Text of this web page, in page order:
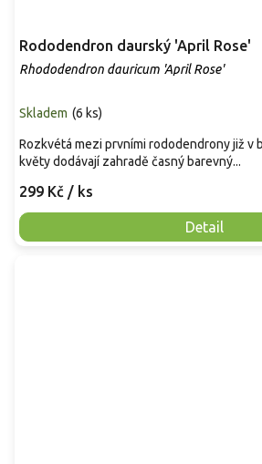
Rododendron daurský 'April Rose'
Rhododendron dauricum 'April Rose'
Skladem (6 ks)
299 Kč / ks
Detail
Rozkvétá mezi prvními rododendrony již v
květy dodávají zahradě časný barevný...